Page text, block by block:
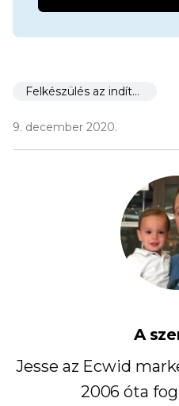
Felkészülés az indításra
9. december 2020.
A
Jesse az Ecwid
2006 óta